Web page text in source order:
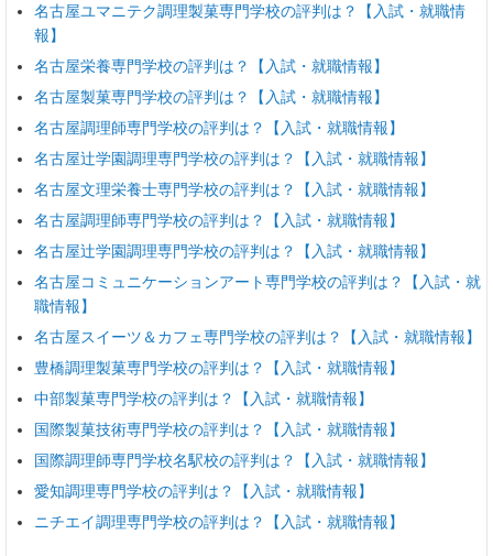
名古屋ユマニテク調理製菓専門学校の評判は？【入試・就職情
報】
名古屋栄養専門学校の評判は？【入試・就職情報】
名古屋製菓専門学校の評判は？【入試・就職情報】
名古屋調理師専門学校の評判は？【入試・就職情報】
名古屋辻学園調理専門学校の評判は？【入試・就職情報】
名古屋文理栄養士専門学校の評判は？【入試・就職情報】
名古屋調理師専門学校の評判は？【入試・就職情報】
名古屋辻学園調理専門学校の評判は？【入試・就職情報】
名古屋コミュニケーションアート専門学校の評判は？【入試・就
職情報】
名古屋スイーツ＆カフェ専門学校の評判は？【入試・就職情報】
豊橋調理製菓専門学校の評判は？【入試・就職情報】
中部製菓専門学校の評判は？【入試・就職情報】
国際製菓技術専門学校の評判は？【入試・就職情報】
国際調理師専門学校名駅校の評判は？【入試・就職情報】
愛知調理専門学校の評判は？【入試・就職情報】
ニチエイ調理専門学校の評判は？【入試・就職情報】